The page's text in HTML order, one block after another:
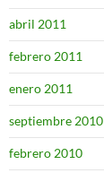
abril 2011
febrero 2011
enero 2011
septiembre 2010
febrero 2010